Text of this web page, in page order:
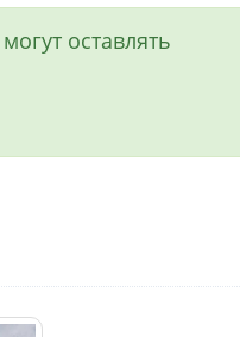
оставлять